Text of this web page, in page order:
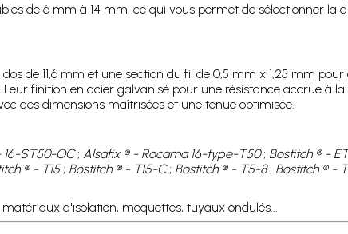
de 6 mm à 14 mm, ce qui vous permet de sélectionner
de 11,6 mm et une section du fil de 0,5 mm x 1,25 mm
finition en acier galvanisé pour une résistance accrue à
des dimensions maîtrisées et une tenue optimisée.
16-ST50-OC; Alsafix ® - Rocama 16-type-T50; Bostitch ® -
® - T15; Bostitch ® - T15-C; Bostitch ® - T5-8; Bostitch ® -
d'isolation, moquettes, tuyaux ondulés...